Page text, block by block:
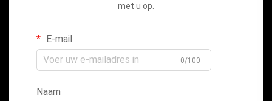
met u op.
E-mail
0/100
Naam